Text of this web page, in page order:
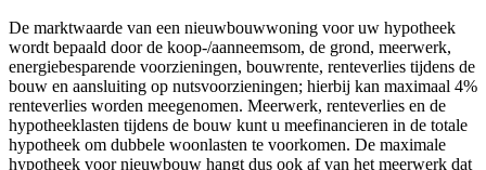
De marktwaarde van een nieuwbouwwoning voor uw hypotheek
wordt bepaald door de koop-/aanneemsom, de grond, meerwerk,
energiebesparende voorzieningen, bouwrente, renteverlies tijdens de
bouw en aansluiting op nutsvoorzieningen; hierbij kan maximaal 4%
renteverlies worden meegenomen. Meerwerk, renteverlies en de
hypotheeklasten tijdens de bouw kunt u meefinancieren in de totale
hypotheek om dubbele woonlasten te voorkomen. De maximale
hypotheek voor nieuwbouw hangt dus ook af van het meerwerk dat